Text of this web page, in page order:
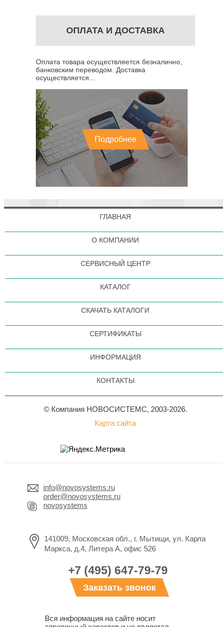
ОПЛАТА И ДОСТАВКА
Оплата товара осуществляется безналично,
банковским переводом. Доставка
осуществляется...
Подробнее
ГЛАВНАЯ
О КОМПАНИИ
СЕРВИСНЫЙ ЦЕНТР
КАТАЛОГ
СКАЧАТЬ КАТАЛОГИ
СЕРТИФИКАТЫ
ИНФОРМАЦИЯ
КОНТАКТЫ
© Компания НОВОСИСТЕМС, 2003-2026.
Карта сайта
info@novosystems.ru
order@novosystems.ru
novosystems
141009, Московская обл., г. Мытищи, ул. Карла
Маркса, д.4, Литера А, офис 526
+7 (495) 647-79-79
Заказать звонок
Вся информация на сайте носит